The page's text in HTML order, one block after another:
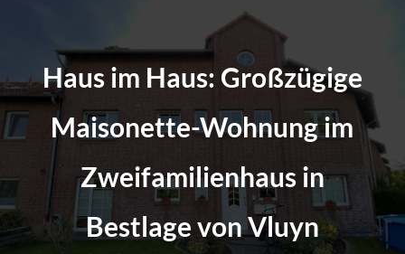
Haus im Haus: Großzügige
Maisonette-Wohnung im
Zweifamilienhaus in
Bestlage von Vluyn